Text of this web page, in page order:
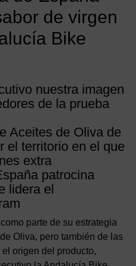
de virgen
Bike
nuestra imagen
de la prueba
Aceites de Oliva de
el territorio en el que
extra
patrocina
lidera el
parte de su estrategia
Oliva, pero también de las
origen del producto,